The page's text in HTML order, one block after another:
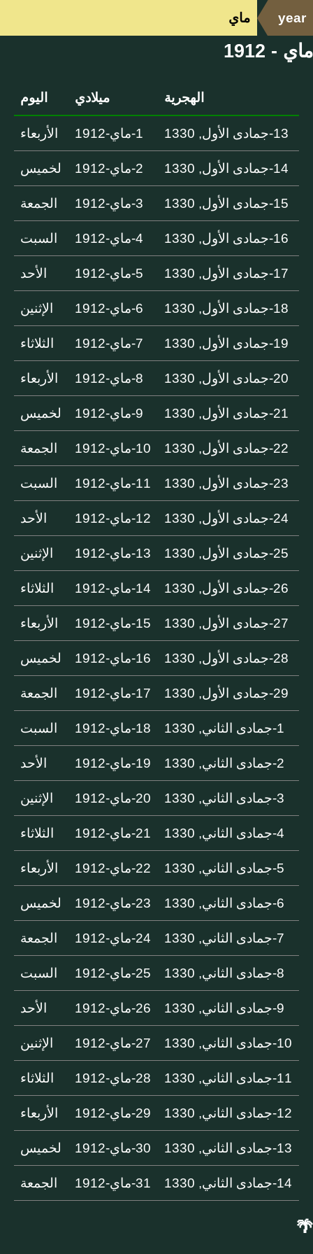
year ماي
ماي - 1912
الهجرية ميلادي اليوم
13-جمادى الأول, 1330 1-ماي-1912 الأربعاء
14-جمادى الأول, 1330 2-ماي-1912 لخميس
15-جمادى الأول, 1330 3-ماي-1912 الجمعة
16-جمادى الأول, 1330 4-ماي-1912 السبت
17-جمادى الأول, 1330 5-ماي-1912 الأحد
18-جمادى الأول, 1330 6-ماي-1912 الإثنين
19-جمادى الأول, 1330 7-ماي-1912 الثلاثاء
20-جمادى الأول, 1330 8-ماي-1912 الأربعاء
21-جمادى الأول, 1330 9-ماي-1912 لخميس
22-جمادى الأول, 1330 10-ماي-1912 الجمعة
23-جمادى الأول, 1330 11-ماي-1912 السبت
24-جمادى الأول, 1330 12-ماي-1912 الأحد
25-جمادى الأول, 1330 13-ماي-1912 الإثنين
26-جمادى الأول, 1330 14-ماي-1912 الثلاثاء
27-جمادى الأول, 1330 15-ماي-1912 الأربعاء
28-جمادى الأول, 1330 16-ماي-1912 لخميس
29-جمادى الأول, 1330 17-ماي-1912 الجمعة
1-جمادى الثاني, 1330 18-ماي-1912 السبت
2-جمادى الثاني, 1330 19-ماي-1912 الأحد
3-جمادى الثاني, 1330 20-ماي-1912 الإثنين
4-جمادى الثاني, 1330 21-ماي-1912 الثلاثاء
5-جمادى الثاني, 1330 22-ماي-1912 الأربعاء
6-جمادى الثاني, 1330 23-ماي-1912 لخميس
7-جمادى الثاني, 1330 24-ماي-1912 الجمعة
8-جمادى الثاني, 1330 25-ماي-1912 السبت
9-جمادى الثاني, 1330 26-ماي-1912 الأحد
10-جمادى الثاني, 1330 27-ماي-1912 الإثنين
11-جمادى الثاني, 1330 28-ماي-1912 الثلاثاء
12-جمادى الثاني, 1330 29-ماي-1912 الأربعاء
13-جمادى الثاني, 1330 30-ماي-1912 لخميس
14-جمادى الثاني, 1330 31-ماي-1912 الجمعة
🌴